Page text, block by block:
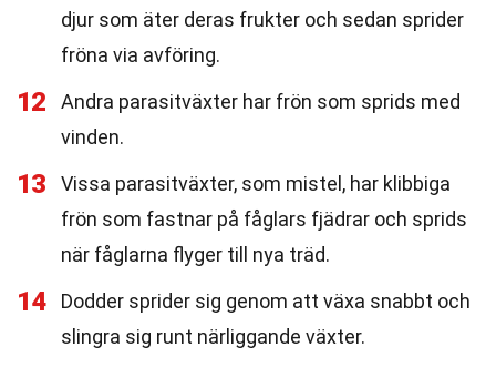
djur som äter deras frukter och sedan sprider
fröna via avföring.
12
Andra parasitväxter har frön som sprids med
vinden.
13
Vissa parasitväxter, som mistel, har klibbiga
frön som fastnar på fåglars fjädrar och sprids
när fåglarna flyger till nya träd.
14
Dodder sprider sig genom att växa snabbt och
slingra sig runt närliggande växter.